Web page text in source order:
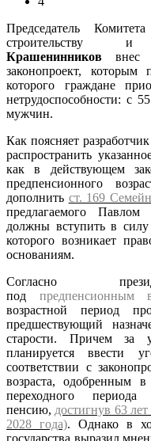
Председатель
строительству
Крашенинников внес
законопроект, которым
которого граждане
нетрудоспособности: с
мужчин.
Как поясняет
распространить
как в действующем
предпенсионного
дополнить ст. 169
предлагаемого Павлом
должны вступить в
которого возникает
основаниям.
Согласно
под предпенсионным
возрастной период
предшествующий
старости. Причем за
планируется ввести
соответствии с
возраста, одобренным
переходного
пенсию, достигнув 63
2028 года). Однако в
государства выразил